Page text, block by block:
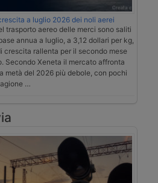
a luglio 2026 dei noli aerei
trasporto aereo delle merci sono saliti
annua a luglio, a 3,12 dollari per kg,
crescita rallenta per il secondo mese
Secondo Xeneta il mercato affronta
metà del 2026 più debole, con pochi
…